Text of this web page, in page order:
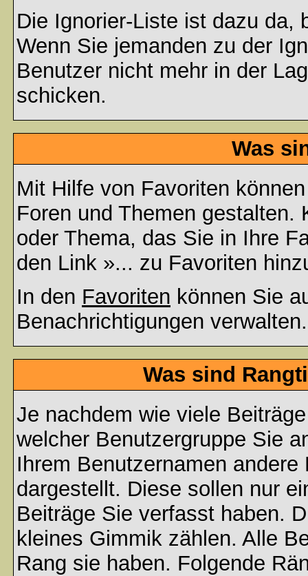
Die Ignorier-Liste ist dazu da,
Wenn Sie jemanden zu der
Benutzer nicht mehr in der
schicken.
Was
Mit Hilfe von Favoriten
Foren und Themen
oder Thema, das Sie in Ihre
den Link »... zu Favoriten
In den Favoriten können Sie
Benachrichtigungen verwalten.
Was sind
Je nachdem wie viele
welcher Benutzergruppe Sie
Ihrem Benutzernamen
dargestellt. Diese sollen nur
Beiträge Sie verfasst haben.
kleines Gimmik zählen. Alle
Rang sie haben. Folgende